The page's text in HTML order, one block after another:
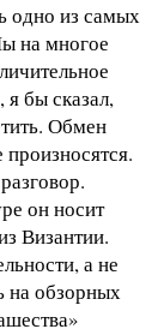
одно из самых
на многое
я бы сказал,
Обмен
он носит
Византии.
а не
на обзорных